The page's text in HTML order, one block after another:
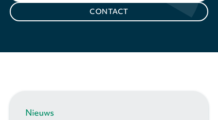
CONTACT
Nieuws